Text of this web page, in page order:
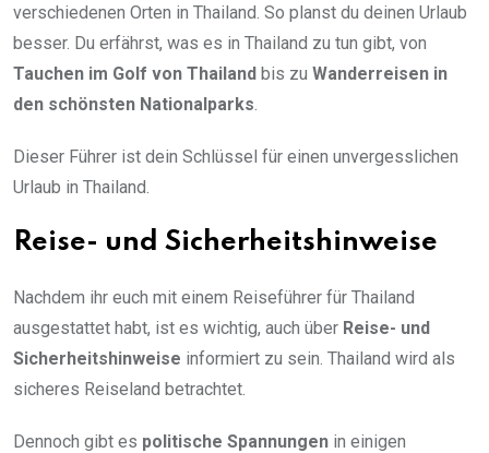
verschiedenen Orten in Thailand. So planst du deinen Urlaub
besser. Du erfährst, was es in Thailand zu tun gibt, von
Tauchen im Golf von Thailand bis zu Wanderreisen in
den schönsten Nationalparks
Dieser Führer ist dein Schlüssel für einen unvergesslichen
Urlaub in Thailand.
Reise- und Sicherheitshinweise
Nachdem ihr euch mit einem Reiseführer für Thailand
ausgestattet habt, ist es wichtig, auch über Reise- und
Sicherheitshinweise informiert zu sein. Thailand wird als
sicheres Reiseland betrachtet.
Dennoch gibt es politische Spannungen in einigen